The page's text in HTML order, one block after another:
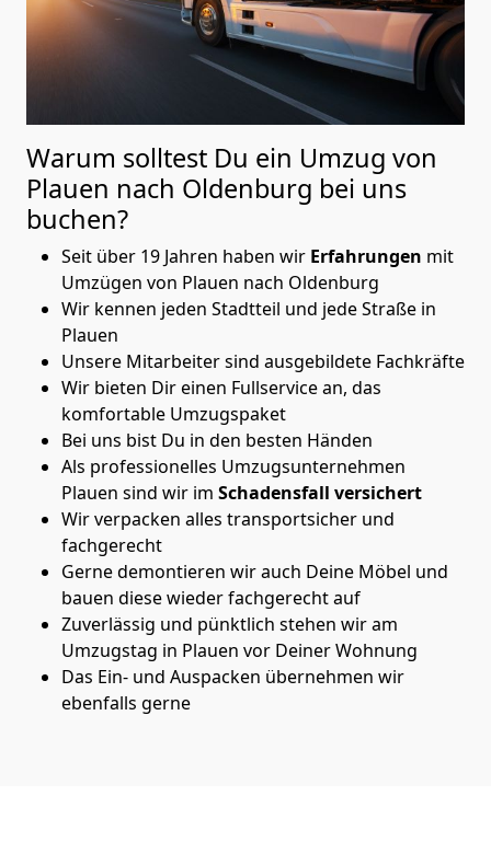
Warum solltest Du ein Umzug von
Plauen nach Oldenburg bei uns
buchen?
Seit über 19 Jahren haben wir Erfahrungen mit
Umzügen von Plauen nach Oldenburg
Wir kennen jeden Stadtteil und jede Straße in
Plauen
Unsere Mitarbeiter sind ausgebildete Fachkräfte
Wir bieten Dir einen Fullservice an, das
komfortable Umzugspaket
Bei uns bist Du in den besten Händen
Als professionelles Umzugsunternehmen
Plauen sind wir im Schadensfall versichert
Wir verpacken alles transportsicher und
fachgerecht
Gerne demontieren wir auch Deine Möbel und
bauen diese wieder fachgerecht auf
Zuverlässig und pünktlich stehen wir am
Umzugstag in Plauen vor Deiner Wohnung
Das Ein- und Auspacken übernehmen wir
ebenfalls gerne